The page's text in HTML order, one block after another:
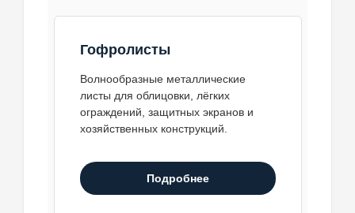
Гофролисты
Волнообразные металлические
листы для облицовки, лёгких
ограждений, защитных экранов и
хозяйственных конструкций.
Подробнее